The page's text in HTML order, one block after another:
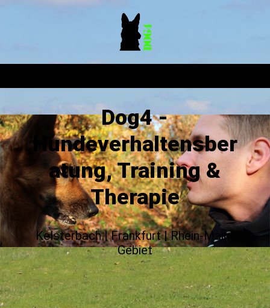
Dog4 -
Hundeverhaltensber
atung, Training &
Therapie
Kelsterbach | Frankfurt | Rhein-Main-
Gebiet